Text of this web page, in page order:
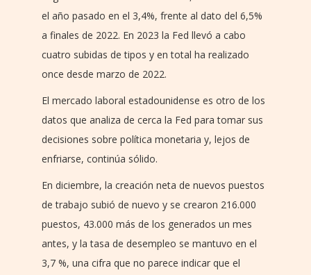
el año pasado en el 3,4%, frente al dato del 6,5%
a finales de 2022. En 2023 la Fed llevó a cabo
cuatro subidas de tipos y en total ha realizado
once desde marzo de 2022.
El mercado laboral estadounidense es otro de los
datos que analiza de cerca la Fed para tomar sus
decisiones sobre política monetaria y, lejos de
enfriarse, continúa sólido.
En diciembre, la creación neta de nuevos puestos
de trabajo subió de nuevo y se crearon 216.000
puestos, 43.000 más de los generados un mes
antes, y la tasa de desempleo se mantuvo en el
3,7 %, una cifra que no parece indicar que el